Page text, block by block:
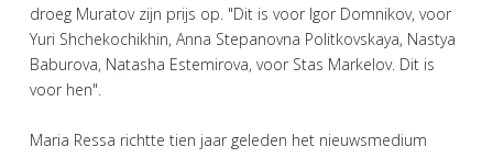
droeg Muratov zijn prijs op. "Dit is voor Igor Domnikov, voor
Yuri Shchekochikhin, Anna Stepanovna Politkovskaya, Nastya
Baburova, Natasha Estemirova, voor Stas Markelov. Dit is
voor hen".
Maria Ressa richtte tien jaar geleden het nieuwsmedium